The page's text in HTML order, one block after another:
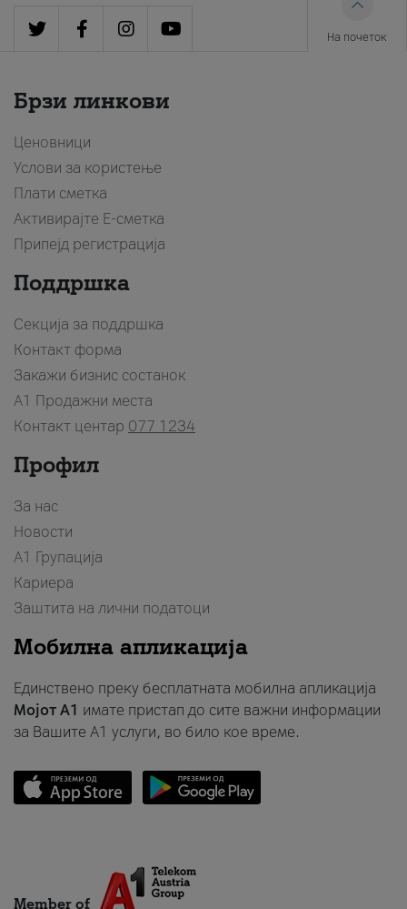
На почеток
Брзи линкови
Ценовници
Услови за користење
Плати сметка
Активирајте Е-сметка
Припејд регистрација
Поддршка
Секција за поддршка
Контакт форма
Закажи бизнис состанок
A1 Продажни места
Контакт центар 077 1234
Профил
За нас
Новости
А1 Групација
Кариера
Заштита на лични податоци
Мобилна апликација
Единствено преку бесплатната мобилна апликација
Мојот A1 имате пристап до сите важни информации
за Вашите A1 услуги, во било кое време.
Member of